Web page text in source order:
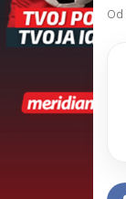
Od